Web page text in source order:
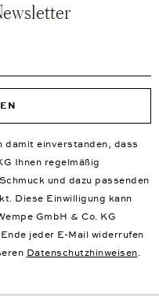
damit einverstanden, dass
Ihnen regelmäßig
und dazu passenden
Diese Einwilligung kann
GmbH & Co. KG
jeder E-Mail widerrufen
Datenschutzhinweisen.